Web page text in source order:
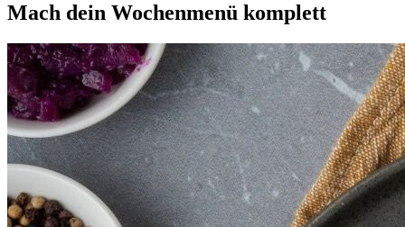
Mach dein Wochenmenü komplett